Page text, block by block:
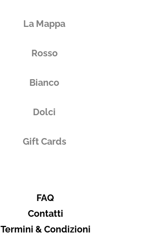
La Mappa
Rosso
Bianco
Dolci
Gift Cards
FAQ
Contatti
Termini & Condizioni